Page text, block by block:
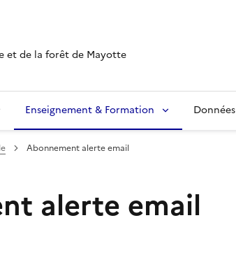
et de la forêt de Mayotte
Enseignement & Formation Données
Abonnement alerte email
alerte email